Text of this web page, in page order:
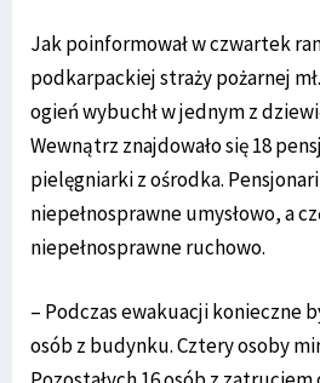
Jak poinformował w czwartek
podkarpackiej straży pożarnej
ogień wybuchł w jednym z
Wewnątrz znajdowało się 18
pielęgniarki z ośrodka.
niepełnosprawne umysłowo, a
niepełnosprawne ruchowo.
– Podczas ewakuacji konieczne
osób z budynku. Cztery osoby